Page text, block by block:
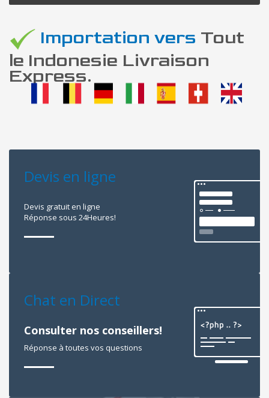
Importation vers Tout
le Indonesie Livraison
Express.
Devis en ligne
Devis gratuit en ligne
Réponse sous 24Heures!
Chat en Direct
Consulter nos conseillers!
Réponse à toutes vos questions